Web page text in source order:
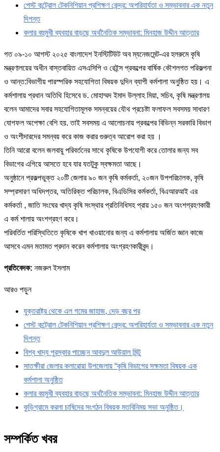
পেস্ট কন্ট্রোল টেকনিশিয়ান প্রশিক্ষণ কেন্দ্র: অপরিহার্যতা ও সম্ভাবনার এক নতুন
দিগন্ত
কলার বহুমুখী ব্যবহার বাড়ছে অর্থনৈতিক সম্ভাবনা: মিনহাজ উদ্দীন আত্তার
গত ০৯-১০ আগস্ট ২০২৫ বাংলাদেশ ইনস্টিটিউট অব ম্যনেজমেন্ট-এর হলরুমে কৃষি
মন্ত্রণালয়ের অধীন বাস্তবায়িত এসএসিপি ও রেইন্স প্রকল্পের বার্ষিক কৌশলগত পরিকল্পনা
ও আন্ত:বিভাগীয় পারস্পরিক সহযোগিতা বিষয়ক দুদিন ব্যাপী কর্মশালা অনুষ্ঠিত হয়। এ
কর্মশালায় প্রধান অতিথি হিসেবে ড. মোহাম্মদ ইমাদ উল্লাহ মিয়া, সচিব, কৃষি মন্ত্রণালয়
বলেন আমাদের সবার সহযোগিতামূলক সমন্বয়ের যৌথ প্রচেষ্টা ফলাফল সবসময় সাধারণ
যোগফল অপেক্ষা বেশি হয়. তাই সবসময় এ আলোচনায় প্রকল্পের বিভিন্ন সরকারি বিভাগ
ও অংশীদারদের সমন্বয় করে কাজ করার গুরুত্ব আরোপ করা হয় ।
তিনি আরো বলেন জলবায়ু পরিবর্তনের সাথে কৃষিকে উপযোগী করে তোলার জন্য সব
বিভাগের এগিয়ে আসতে হবে যার যতটুকু স্বক্ষমতা আছে।
অনুষ্ঠানে প্রকল্পভুক্ত ২০টি জেলার ৯০ জন কৃষি কর্মকর্তা, ২০জন উপপরিচালক, কৃষি
সম্প্রসারণ অধিদপ্তর, অতিরিক্ত পরিচালক, বিএডিসির কর্মকর্তা, বিএআরআই এর
কর্মকর্তা , জাতি সংঘের খাদ্য কৃষি সংস্থার প্রতিনিধিসহ প্রায় ১৫০ জন অংশগ্রহণকারী
এ কর্ম শালায় অংশগ্রহণ করে।
পরিবর্তিত পরিস্থিতিতে কৃষিকে খাপ খাওয়ানোর জন্য এ কর্মশালায় অর্জিত জ্ঞান কাজে
আসবে এমন মতামত প্রদান করেন কর্মশালায় অংগ্রহণকারীবৃন্দ।
প্রতিবেদক: নজরুল ইসলাম
আরও পড়ুন
যুক্তরাষ্ট্র থেকে এল গমের জাহাজ, দেড় বছর পর
পেস্ট কন্ট্রোল টেকনিশিয়ান প্রশিক্ষণ কেন্দ্র: অপরিহার্যতা ও সম্ভাবনার এক নতুন
দিগন্ত
বিশ্ব খাদ্য পুরস্কার পাচ্ছেন আবদুল আউয়াল মিন্টু
সাতক্ষীরা জেলার কলারোয়া উপজেলায় “কৃষি বিভাগের সক্ষমতা বিষয়ক এক
কর্মশালা অনুষ্ঠিত
কলার বহুমুখী ব্যবহার বাড়ছে অর্থনৈতিক সম্ভাবনা: মিনহাজ উদ্দীন আত্তার
কুড়িগ্রামে করলা চাষিদের সংগঠন বিষয়ক মতবিনিময় সভা অনুষ্ঠিত।
সম্পর্কিত খবর